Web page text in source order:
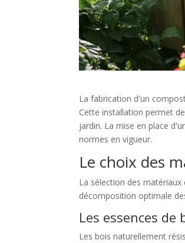
La fabrication d'un
Cette installation permet
jardin. La mise en place
normes en vigueur.
Le choix des
La sélection des
décomposition optimale
Les essences
Les bois naturellement